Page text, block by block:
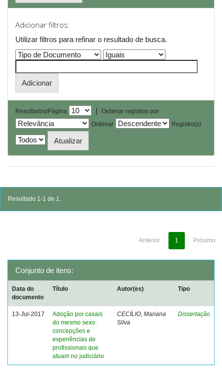
Adicionar filtros:
Utilizar filtros para refinar o resultado de busca.
Resultados/Página |
Ordenar registros por
Ordenar
Registro(s)
Resultado 1-1 de 1.
Anterior 1 Próximo
Conjunto de itens:
Data do
documento
Título Autor(es) Tipo
13-Jul-2017
Adoção por casais
do mesmo sexo:
concepções e
experiências de
profissionais que
atuam no judiciário
CECÍLIO, Mariana
Silva
Dissertação